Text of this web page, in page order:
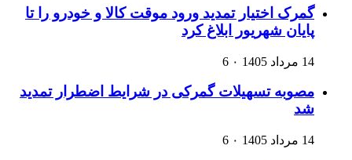
گمرک اختیار تمدید ورود موقت کالا و خودرو را تا
پایان شهریور ابلاغ کرد
14 مرداد 1405 ۰ 6
مصوبه تسهیلات گمرکی در شرایط اضطرار تمدید
شد
14 مرداد 1405 ۰ 6